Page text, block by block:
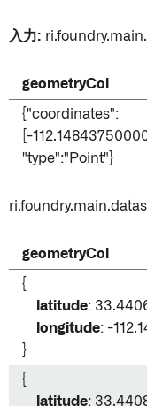
入力:
geometryCol
{"coordinates":
[-
"type":"Point"}
geometryCol
{
latitude:
longitude: -
}
{
latitude: